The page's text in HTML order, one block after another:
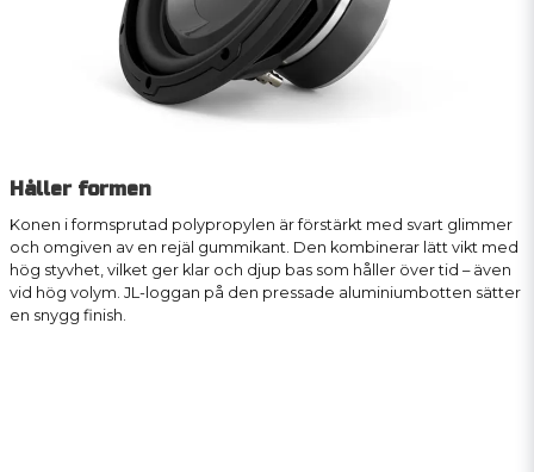
Håller formen
Konen i formsprutad polypropylen är förstärkt med svart glimmer
och omgiven av en rejäl gummikant. Den kombinerar lätt vikt med
hög styvhet, vilket ger klar och djup bas som håller över tid – även
vid hög volym. JL-loggan på den pressade aluminiumbotten sätter
en snygg finish.